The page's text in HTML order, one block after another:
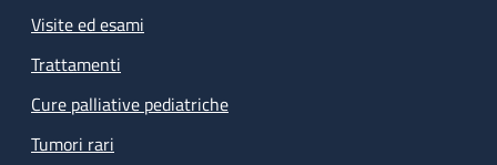
Visite ed esami
Trattamenti
Cure palliative pediatriche
Tumori rari